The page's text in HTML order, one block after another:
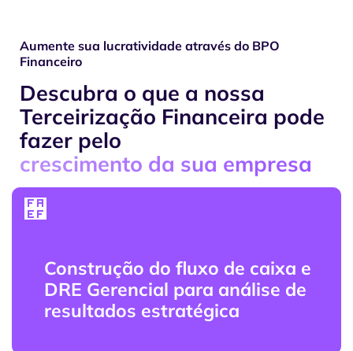
Aumente sua lucratividade através do BPO
Financeiro
Descubra o que a nossa
Terceirização Financeira pode
fazer pelo
crescimento da sua empresa
Construção do fluxo de caixa e
DRE Gerencial para análise de
resultados estratégica